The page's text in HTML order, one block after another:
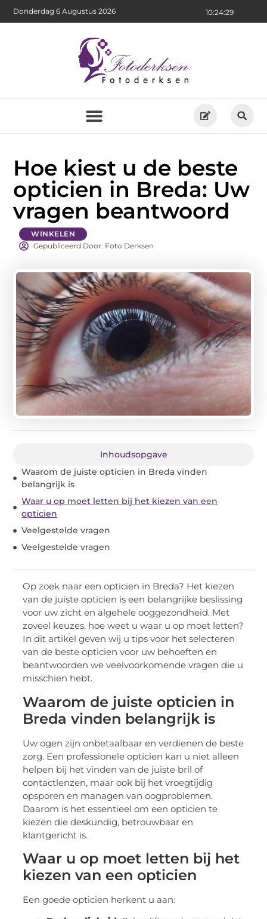
10:24:31
Donderdag 6 Augustus 2026
Hoe kiest u de beste
opticien in Breda: Uw
vragen beantwoord
WINKELEN
Gepubliceerd Door: Foto Derksen
Inhoudsopgave
Waarom de juiste opticien in Breda vinden
belangrijk is
Waar u op moet letten bij het kiezen van een
opticien
Veelgestelde vragen
Veelgestelde vragen
Op zoek naar een opticien in Breda? Het kiezen
van de juiste opticien is een belangrijke beslissing
voor uw zicht en algehele ooggezondheid. Met
zoveel keuzes, hoe weet u waar u op moet letten?
In dit artikel geven wij u tips voor het selecteren
van de beste opticien voor uw behoeften en
beantwoorden we veelvoorkomende vragen die u
misschien hebt.
Waarom de juiste opticien in
Breda vinden belangrijk is
Uw ogen zijn onbetaalbaar en verdienen de beste
zorg. Een professionele opticien kan u niet alleen
helpen bij het vinden van de juiste bril of
contactlenzen, maar ook bij het vroegtijdig
opsporen en managen van oogproblemen.
Daarom is het essentieel om een opticien te
kiezen die deskundig, betrouwbaar en
klantgericht is.
Waar u op moet letten bij het
kiezen van een opticien
Een goede opticien herkent u aan: